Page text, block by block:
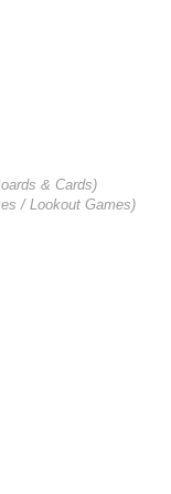
& Cards)
/ Lookout Games)